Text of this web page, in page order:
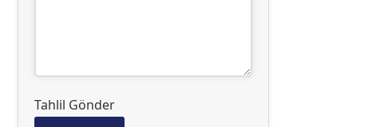
Tahlil Gönder